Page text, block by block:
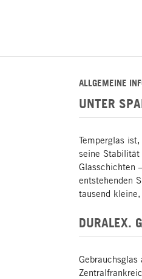
ALLGEMEINE
UNTER
Temperglas
seine Stabilität
Glasschichten
entstehenden
tausend
DURALEX.